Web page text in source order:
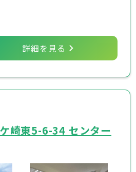
詳細を見る
崎東5-6-34 センター